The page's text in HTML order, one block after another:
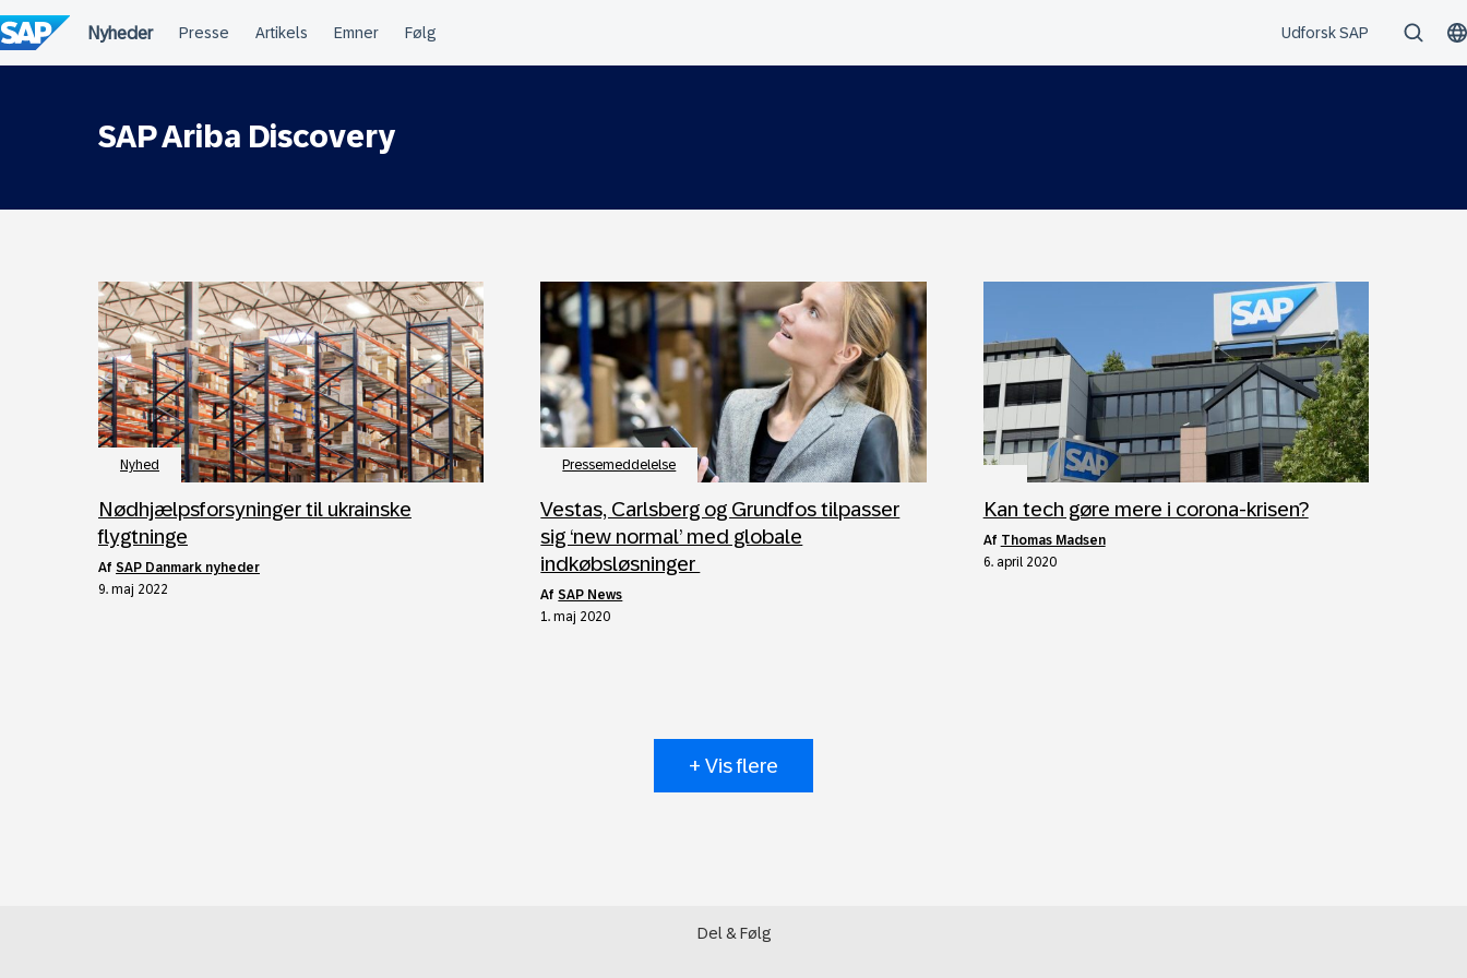
til
indholdet
SAP Ariba Discovery
Nyhed
Nødhjælpsforsyninger til ukrainske
flygtninge
af SAP Danmark nyheder
9. maj 2022
Pressemeddelelse
Vestas, Carlsberg og Grundfos tilpasser
sig ‘new normal’ med globale
indkøbsløsninger
afSAP News
1. maj 2020
Kan tech gøre mere i corona-krisen?
af Thomas Madsen
6. april 2020
+ Vis flere
Del & Følg